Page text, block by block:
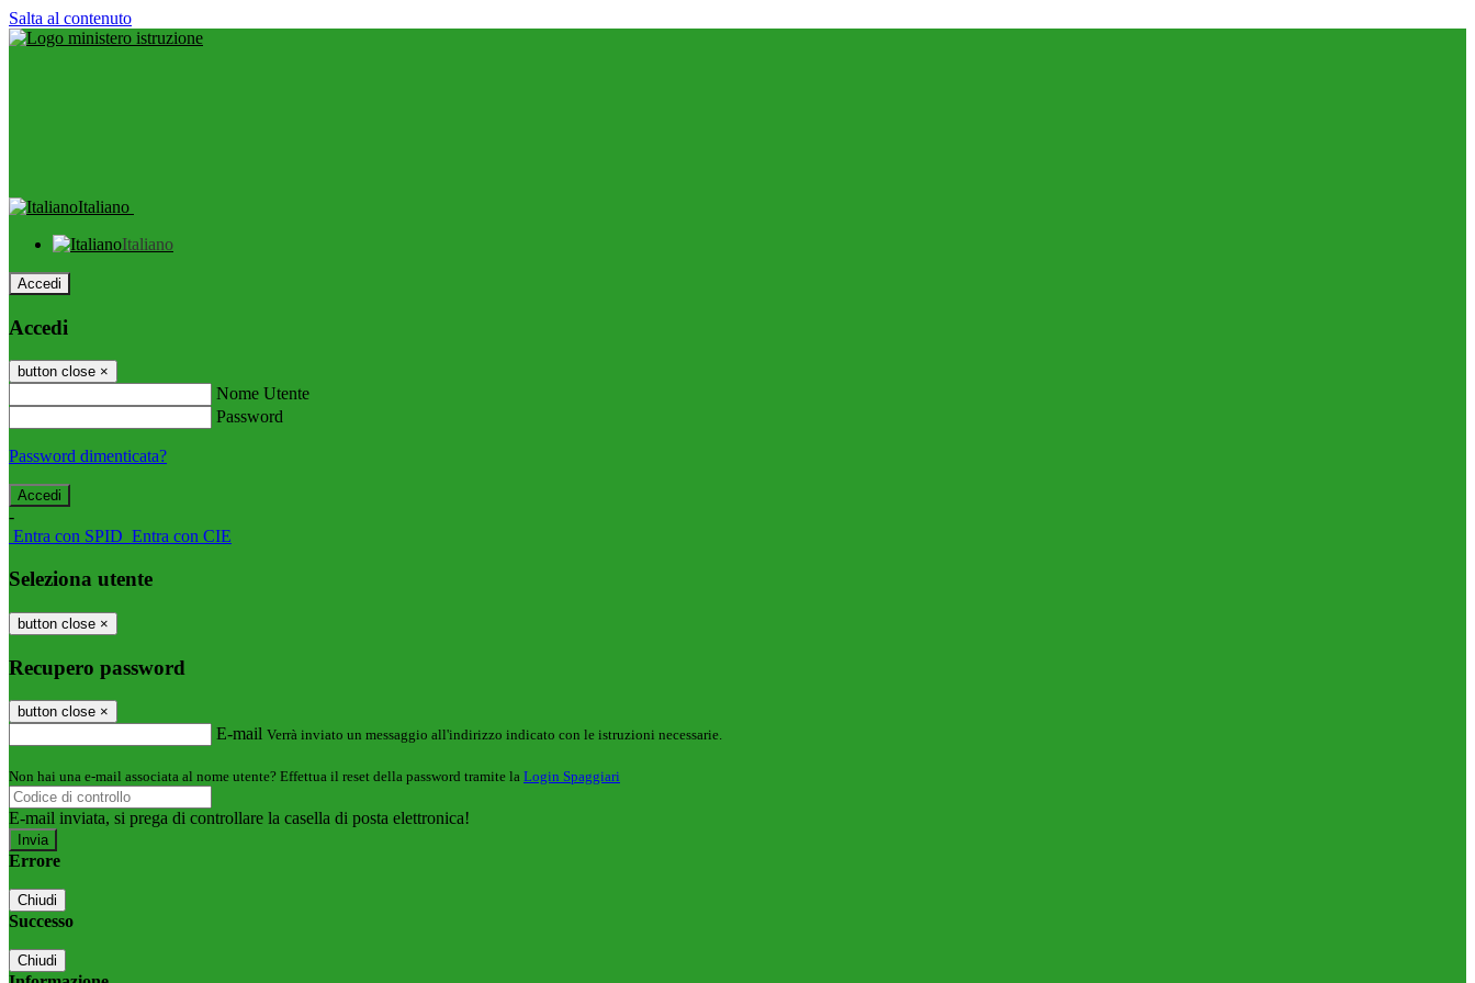
Salta al contenuto
Italiano
Italiano
Accedi
Accedi
button close ×
Nome Utente
Password
Password dimenticata?
-
Entra con SPID Entra con CIE
Seleziona utente
button close ×
Recupero password
button close ×
E-mail Verrà inviato un messaggio all'indirizzo indicato con le istruzioni necessarie.
Non hai una e-mail associata al nome utente? Effettua il reset della password tramite la Login Spaggiari
E-mail inviata, si prega di controllare la casella di posta elettronica!
Errore
Chiudi
Successo
Chiudi